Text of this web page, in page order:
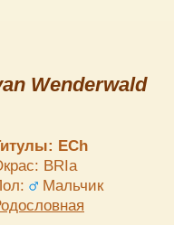
Wenderwald
ECh
BRIa
Мальчик